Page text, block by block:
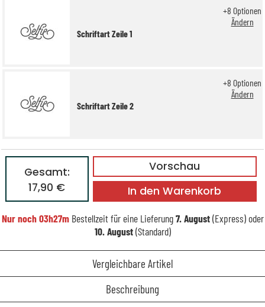
Schriftart Zeile 1
+8 Optionen
Ändern
Schriftart Zeile 2
+8 Optionen
Ändern
Vorschau
Gesamt:
17,90 €
In den Warenkorb
Nur noch03h27mBestellzeit für eine Lieferung7. August(Express) oder
10. August(Standard)
Vergleichbare Artikel
Beschreibung